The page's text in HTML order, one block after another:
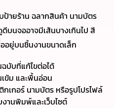
ายร้าน ฉลากสินค้า นามบัตร
บนจออาจมีเส้นบางเกินไป สี
อยู่บนชิ้นงานขนาดเล็ก
บับที่แก้ไขต่อได้
ข้ม และพื้นอ่อน
เกอร์ นามบัตร หรือรูปโปรไฟล์
านพิมพ์และเว็บไซต์